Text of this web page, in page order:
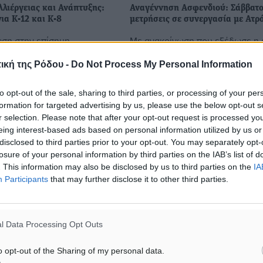
της Ρόδου - Do Not Process My Personal Information
opt-out of the sale, sharing to third parties, or processing of your
for targeted advertising by us, please use the below opt-out
selection. Please note that after your opt-out request is processed
interest-based ads based on personal information utilized by us
to third parties prior to your opt-out. You may separately
of your personal information by third parties on the IAB’s list of
This information may also be disclosed by us to third parties on the
Participants that may further disclose it to other third parties.
Data Processing Opt Outs
opt-out of the Sharing of my personal data.
και Ανάπτυξης:
Κ-12 και Κ-8
στην επίσημη
σαββατοκύριακο στα
αγωνιστική της Κ-12,
Αναγέννηση Ασφενδιού: Σάββατο
μετρήσεις σε συνεργασία με
Με ανακοίνωση που εξέδωσε η
ενημέρωσε ότι το προσεχές
γίνουν μετρήσεις για τους
ποδοσφαιριστές σε ...
19.11.18, 17:19